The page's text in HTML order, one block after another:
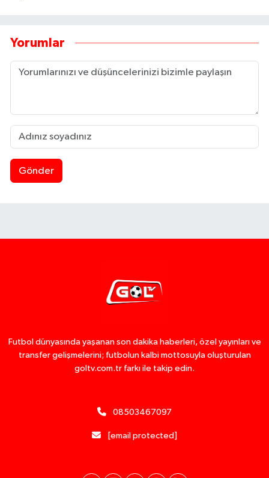
Yorumlar
Gönder
Futbol dünyasında yaşanan son dakika haberleri, özel yayınları ve
transfer gelişmelerini; futbolun kalbi mottosuyla oluşturulan
goltv.com.tr farkı ile takip edin.
08503467097
[email protected]